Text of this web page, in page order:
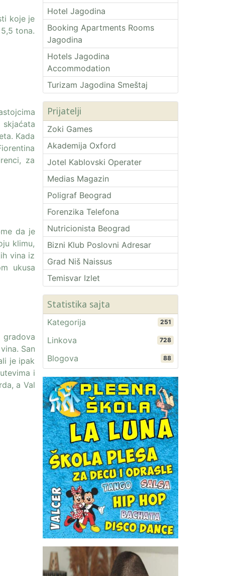
koje je
tona.
Kada
za
da je
klimu,
vina iz
ukusa
gradova
San
je ipak
i
a Val
Hotel Jagodina
Booking Apartments Rooms
Jagodina
Hotels Jagodina
Accommodation
Turizam Jagodina Smeštaj
Prijatelji
Zoki Games
Akademija Oxford
Jotel Kablovski Operater
Medias Magazin
Poligraf Beograd
Forenzika Telefona
Nutricionista Beograd
Bizni Klub Poslovni Adresar
Grad Niš Naissus
Temisvar Izlet
Statistika sajta
Kategorija 251
Linkova 728
Blogova 88